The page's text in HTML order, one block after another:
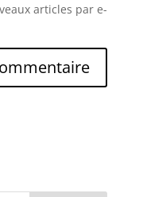
articles par e-